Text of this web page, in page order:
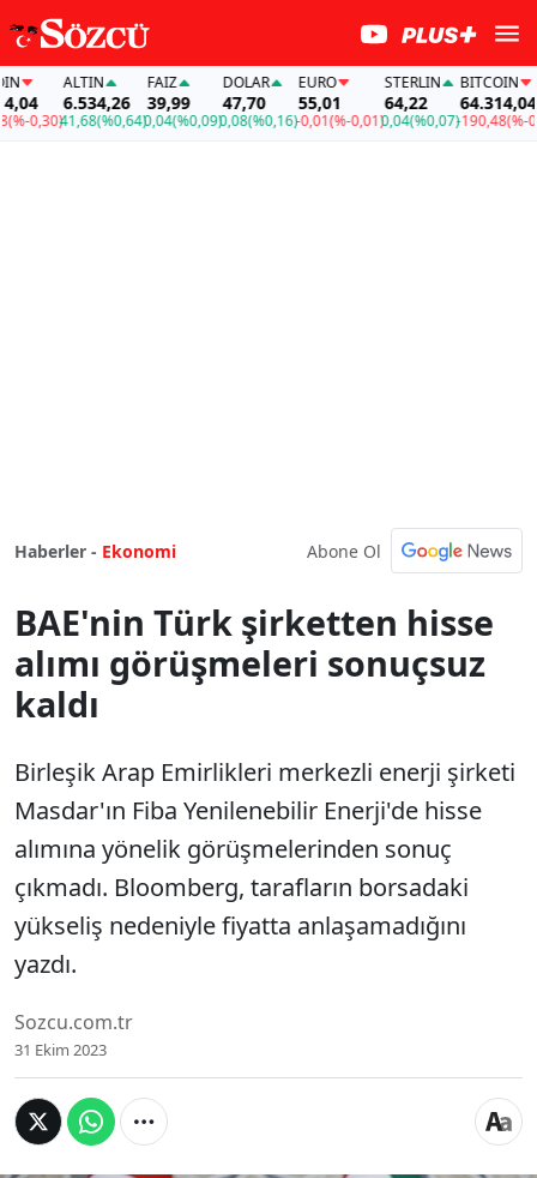
0,30)
ALTIN
6.534,26
41,68(%0,64)
FAİZ
39,99
0,04(%0,09)
DOLAR
47,70
0,08(%0,16)
EURO
55,01
-0,01(%-0,01)
STERLIN
64,22
0,04(%0,07)
BITCOIN
64.314,04
-190,48(%-
Haberler - Ekonomi Abone Ol
BAE'nin Türk şirketten hisse
alımı görüşmeleri sonuçsuz
kaldı
Birleşik Arap Emirlikleri merkezli enerji şirketi
Masdar'ın Fiba Yenilenebilir Enerji'de hisse
alımına yönelik görüşmelerinden sonuç
çıkmadı. Bloomberg, tarafların borsadaki
yükseliş nedeniyle fiyatta anlaşamadığını
yazdı.
Sozcu.com.tr
31 Ekim 2023